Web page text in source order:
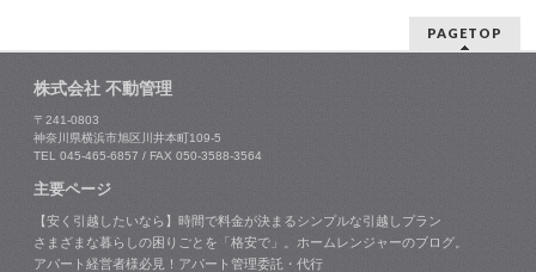
PAGETOP
株式会社 不動管理
〒241-0803
神奈川県横浜市旭区川井本町109-5
TEL 045-465-6857 / FAX 050-3588-3564
主要ページ
【安く引越したいなら】時間で料金が決まるシンプルな引越しプラン
さまざまな暮らしの困りごとを「格安で」。ホームレンジャーのブログ。
アパート経営者様必見！アパート管理委託・代行